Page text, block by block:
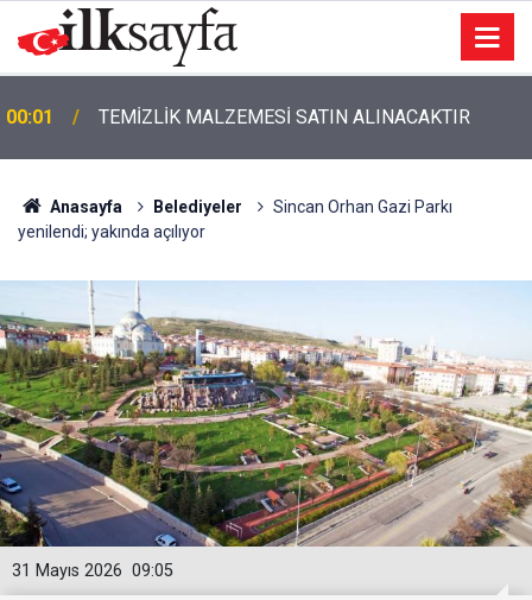
00:01 TEMİZLİK MALZEMESİ SATIN ALINACAKTIR
Anasayfa Belediyeler
Sincan Orhan Gazi Parkı
yenilendi; yakında açılıyor
09:05
31 Mayıs 2026